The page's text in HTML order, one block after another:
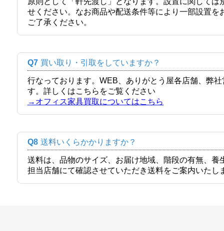
せください。なお商品や配送条件等により一部設置
ご了承ください。
Q7 買い取り・引取をしていますか？
行なっております。WEB、ありがとう屋各店舗、弊
す。詳しくはこちらをご覧ください
→オフィス家具買取についてはこちら
Q8 送料いくらかかりますか？
送料は、品物のサイズ、お届け地域、階段の有無、
担当店舗にて確認させていただき送料をご案内いたし